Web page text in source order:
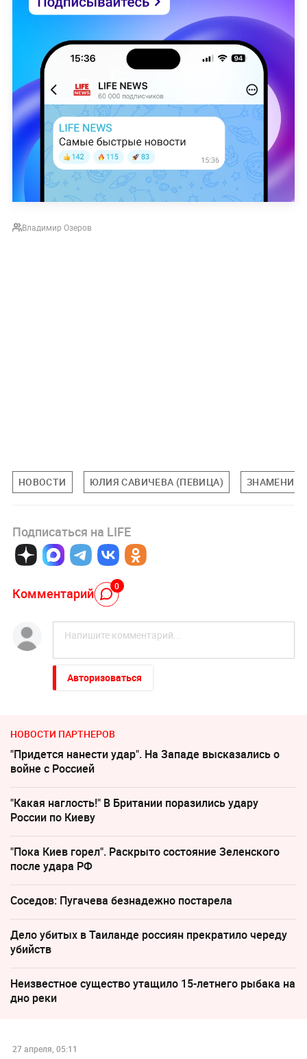
Владимир Озеров
НОВОСТИ ЮЛИЯ САВИЧЕВА (ПЕВИЦА)
Подписаться на LIFE
Комментарий 0
Авторизоваться
НОВОСТИ ПАРТНЕРОВ
"Придется нанести удар". На Западе высказались о
войне с Россией
"Какая наглость!" В Британии поразились удару
России по Киеву
"Пока Киев горел". Раскрыто состояние Зеленского
после удара РФ
Соседов: Пугачева безнадежно постарела
Дело убитых в Таиланде россиян прекратило череду
убийств
Неизвестное существо утащило 15-летнего рыбака на
дно реки
27 апреля, 05:11